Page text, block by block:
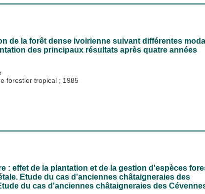
de la forêt dense ivoirienne suivant différentes
des principaux résultats après quatre années
forestier tropical ; 1985
: effet de la plantation et de la gestion d'espèces
Etude du cas d'anciennes châtaigneraies des
du cas d'anciennes châtaigneraies des